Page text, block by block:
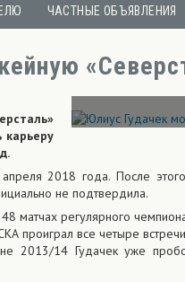
ЧАСТНЫЕ ОБЪЯВЛЕНИЯ
карьеру
2018 года. После
не подтвердила.
матчах регулярного
проиграл все четыре
2013/14 Гудачек уже